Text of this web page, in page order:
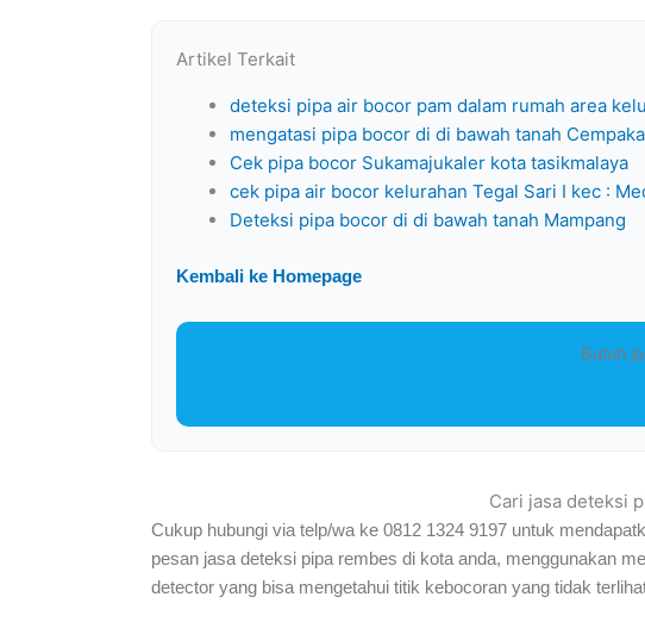
Artikel Terkait
deteksi pipa air bocor pam dalam rumah area
mengatasi pipa bocor di di bawah tanah
Cek pipa bocor Sukamajukaler kota tasikmalaya
cek pipa air bocor kelurahan Tegal Sari I kec :
Deteksi pipa bocor di di bawah tanah Mampang
Kembali ke Homepage
Butuh
Cari jasa deteksi
Cukup hubungi via telp/wa ke 0812 1324 9197 untuk
pesan jasa deteksi pipa rembes di kota anda, menggunakan
detector yang bisa mengetahui titik kebocoran yang tidak